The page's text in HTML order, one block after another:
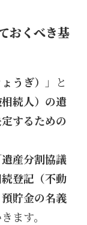
おくべき基
うぎ）
」と
続人）の遺
するための
遺産分割協議
登記（不動
貯金の名義
ます。